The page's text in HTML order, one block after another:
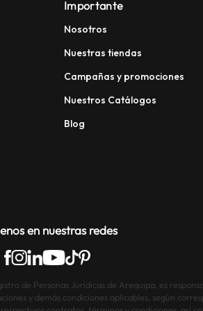
Importante
Nosotros
Nuestras tiendas
Campañas y promociones
Nuestros Catálogos
Blog
en nuestras redes
de Personas Jurídicas de Arequipa, es
y demás condiciones aplicables, según